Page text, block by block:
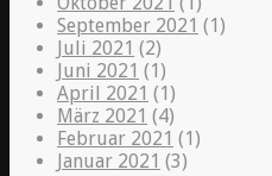
September 2021 (1)
Juli 2021 (2)
Juni 2021 (1)
April 2021 (1)
März 2021 (4)
Februar 2021 (1)
Januar 2021 (3)